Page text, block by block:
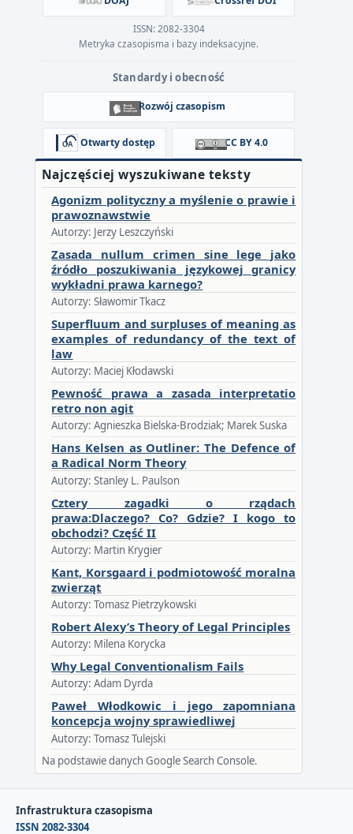
ISSN: 2082-3304
Metryka czasopisma i bazy indeksacyjne.
Standardy i obecność
Rozwój czasopism
Otwarty dostęp CC BY 4.0
Najczęściej wyszukiwane teksty
Agonizm polityczny a myślenie o prawie i
prawoznawstwie
Autorzy: Jerzy Leszczyński
Zasada nullum crimen sine lege jako
źródło poszukiwania językowej granicy
wykładni prawa karnego?
Autorzy: Sławomir Tkacz
Superfluum and surpluses of meaning as
examples of redundancy of the text of
law
Autorzy: Maciej Kłodawski
Pewność prawa a zasada interpretatio
retro non agit
Autorzy: Agnieszka Bielska-Brodziak; Marek Suska
Hans Kelsen as Outliner: The Defence of
a Radical Norm Theory
Autorzy: Stanley L. Paulson
Cztery zagadki o rządach
prawa:Dlaczego? Co? Gdzie? I kogo to
obchodzi? Część II
Autorzy: Martin Krygier
Kant, Korsgaard i podmiotowość moralna
zwierząt
Autorzy: Tomasz Pietrzykowski
Robert Alexy’s Theory of Legal Principles
Autorzy: Milena Korycka
Why Legal Conventionalism Fails
Autorzy: Adam Dyrda
Paweł Włodkowic i jego zapomniana
koncepcja wojny sprawiedliwej
Autorzy: Tomasz Tulejski
Na podstawie danych Google Search Console.
Infrastruktura czasopisma
ISSN 2082-3304